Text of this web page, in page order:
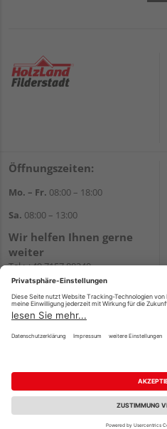
Öffnungszeiten:
Mo. – Fr. 08:00 – 18:00
Sa. 08:00 – 13:00
Wir helfen Ihnen gerne
weiter
Tel.:+49 7157 88240
E-Mail:shop@holzland-
filderstadt.de
Impressum AGB
Reservierungsbedingungen